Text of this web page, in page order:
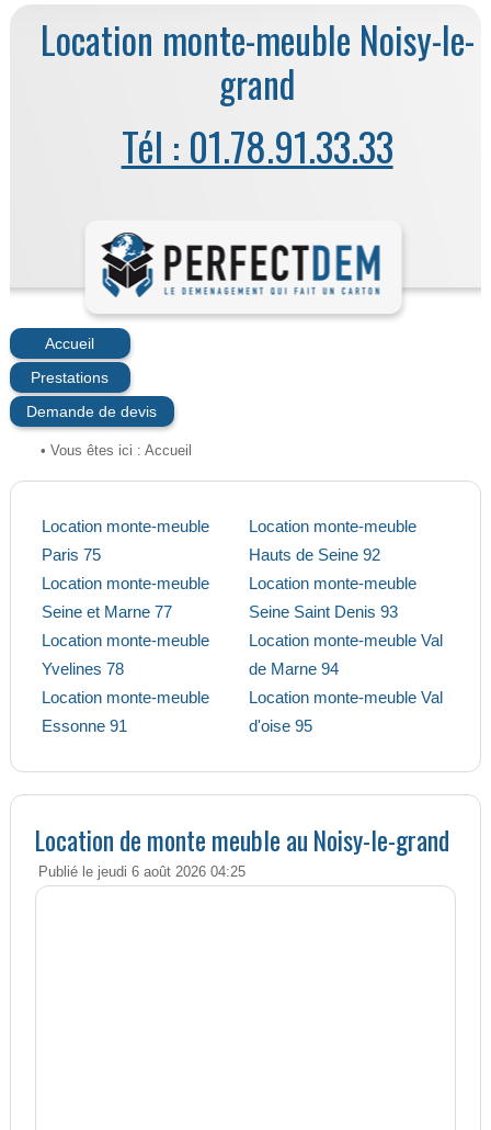
Location monte-meuble Noisy-le-
grand
Tél : 01.78.91.33.33
Accueil
Prestations
Demande de devis
• Vous êtes ici : Accueil
Location monte-meuble
Paris 75
Location monte-meuble
Seine et Marne 77
Location monte-meuble
Yvelines 78
Location monte-meuble
Essonne 91
Location monte-meuble
Hauts de Seine 92
Location monte-meuble
Seine Saint Denis 93
Location monte-meuble Val
de Marne 94
Location monte-meuble Val
d'oise 95
Location de monte meuble au Noisy-le-grand
Publié le jeudi 6 août 2026 04:25